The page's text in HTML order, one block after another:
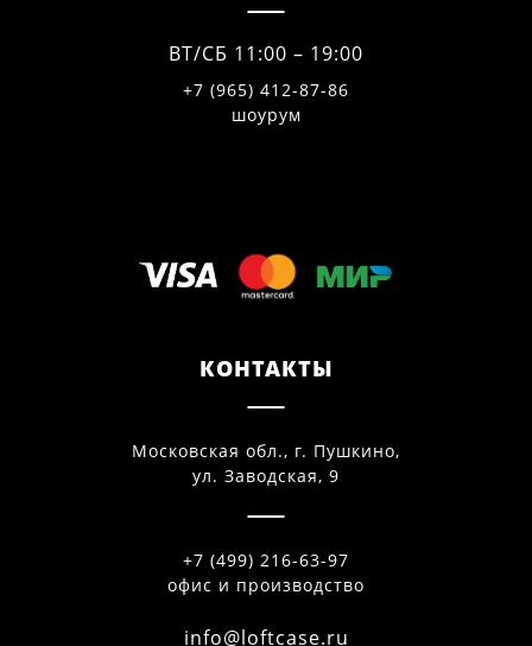
ВТ/СБ 11:00 – 19:00
+7 (965) 412-87-86
шоурум
КОНТАКТЫ
Московская обл., г. Пушкино,
ул. Заводская, 9
+7 (499) 216-63-97
офис и производство
info@loftcase.ru